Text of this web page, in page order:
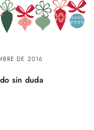
DE 2016
sin duda